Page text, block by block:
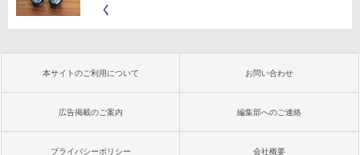
く
本サイトのご利用について お問い合わせ
広告掲載のご案内 編集部へのご連絡
プライバシーポリシー 会社概要